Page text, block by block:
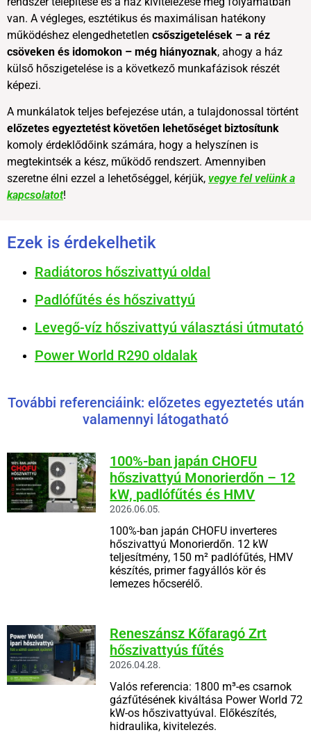
van. A végleges, esztétikus és maximálisan hatékony
működéshez elengedhetetlen csőszigetelések – a réz
csöveken és idomokon – még hiányoznak, ahogy a ház
külső hőszigetelése is a következő munkafázisok részét
képezi.
A munkálatok teljes befejezése után, a tulajdonossal történt
előzetes egyeztetést követően lehetőséget biztosítunk
komoly érdeklődőink számára, hogy a helyszínen is
megtekintsék a kész, működő rendszert. Amennyiben
szeretne élni ezzel a lehetőséggel, kérjük, vegye fel velünk a
kapcsolatot!
Ezek is érdekelhetik
Radiátoros hőszivattyú oldal
Padlófűtés és hőszivattyú
Levegő-víz hőszivattyú választási útmutató
Power World R290 oldalak
További referenciáink: előzetes egyeztetés után
valamennyi látogatható
100%-ban japán CHOFU
hőszivattyú Monorierdőn – 12
kW, padlófűtés és HMV
2026.06.05.
100%-ban japán CHOFU inverteres
hőszivattyú Monorierdőn. 12 kW
teljesítmény, 150 m² padlófűtés, HMV
készítés, primer fagyállós kör és
lemezes hőcserélő.
Reneszánsz Kőfaragó Zrt
hőszivattyús fűtés
2026.04.28.
Valós referencia: 1800 m³-es csarnok
gázfűtésének kiváltása Power World 72
kW-os hőszivattyúval. Előkészítés,
hidraulika, kivitelezés.